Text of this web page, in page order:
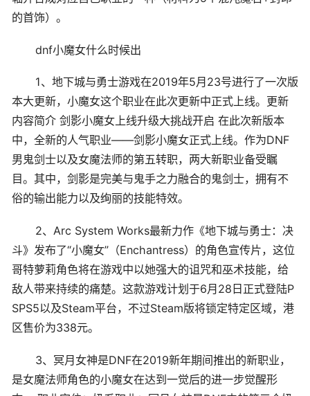
的首饰）。
dnf小魔女什么时候出
1、地下城与勇士游戏在2019年5月23号进行了一次版
本大更新，小魔女这个职业在此次更新中正式上线。更新
内容简介 剑影小魔女上线升级大挑战开启 在此次新版本
中，全新的人气职业——剑影小魔女正式上线。作为DNF
男鬼剑士以及女魔法师的第五转职，两大新职业备受瞩
目。其中，剑影是完美与鬼手之力融合的鬼剑士，拥有不
俗的输出能力以及绚丽的技能特效。
2、Arc System Works最新力作《地下城与勇士：决
斗》发布了“小魔女”（Enchantress）的角色宣传片，这位
哥特萝莉角色将在游戏中以她强大的诅咒和巫术技能，给
敌人带来持续的痛楚。这款游戏计划于6月28日正式登陆P
SPS5以及Steam平台，不过Steam版将锁定特定区域，港
区售价为338元。
3、冥月女神是DNF在2019新年期间推出的新职业，
是女魔法师角色的小魔女在达到一觉后的进一步觉醒形